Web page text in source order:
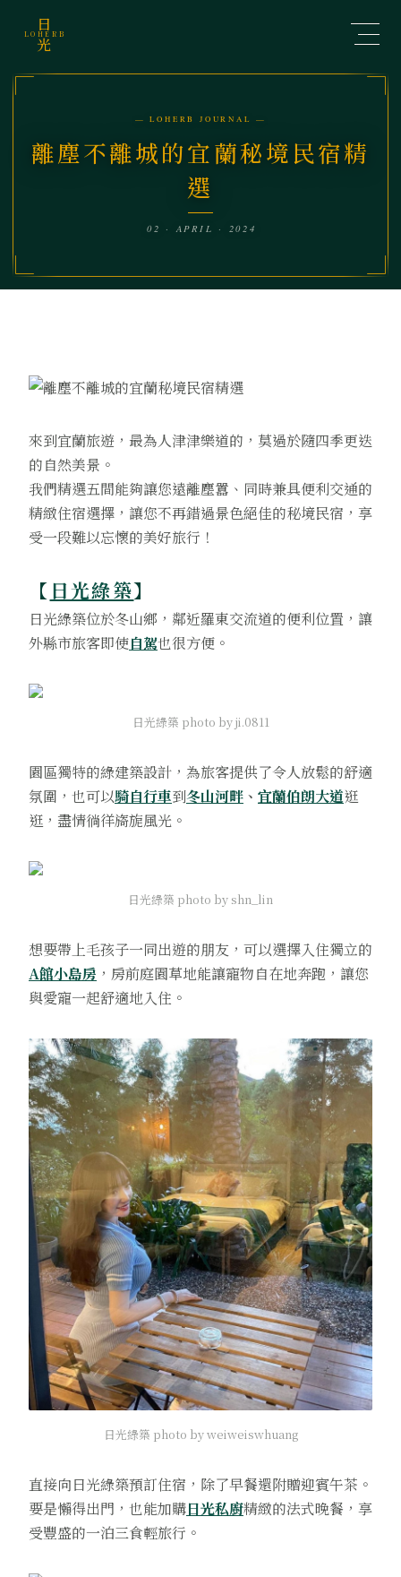
日
LOHERB
光
— LOHERB JOURNAL —
離塵不離城的宜蘭秘境民宿精
選
02 · APRIL · 2024
來到宜蘭旅遊，最為人津津樂道的，莫過於隨四季更迭
的自然美景。
我們精選五間能夠讓您遠離塵囂、同時兼具便利交通的
精緻住宿選擇，讓您不再錯過景色絕佳的秘境民宿，享
受一段難以忘懷的美好旅行！
【 日光綠築】
日光綠築位於冬山鄉，鄰近羅東交流道的便利位置，讓
外縣市旅客即使自駕也很方便。
日光綠築 photo by ji.0811
園區獨特的綠建築設計，為旅客提供了令人放鬆的舒適
氛圍，也可以騎自行車到冬山河畔 、 宜蘭伯朗大道逛
逛，盡情徜徉旖旎風光。
日光綠築 photo by shn_lin
想要帶上毛孩子一同出遊的朋友，可以選擇入住獨立的
A館小島房 ，房前庭園草地能讓寵物自在地奔跑，讓您
與愛寵一起舒適地入住。
日光綠築 photo by weiweiswhuang
直接向日光綠築預訂住宿，除了早餐還附贈迎賓午茶。
要是懶得出門，也能加購日光私廚精緻的法式晚餐，享
受豐盛的一泊三食輕旅行。